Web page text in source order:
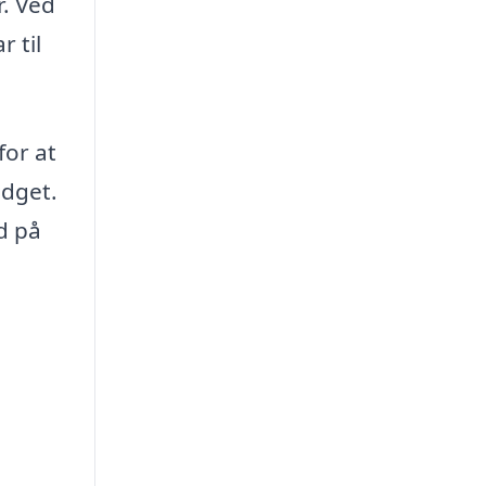
til
at
på